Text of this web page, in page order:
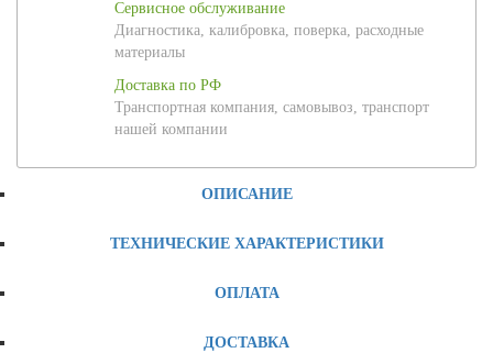
Сервисное обслуживание
Диагностика, калибровка, поверка, расходные
материалы
Доставка по РФ
Транспортная компания, самовывоз, транспорт
нашей компании
ОПИСАНИЕ
ТЕХНИЧЕСКИЕ ХАРАКТЕРИСТИКИ
ОПЛАТА
ДОСТАВКА